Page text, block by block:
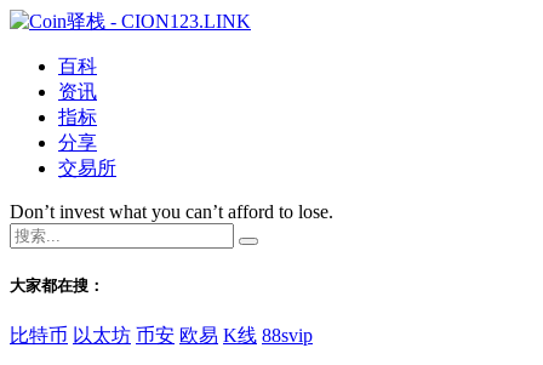
百科
资讯
指标
分享
交易所
Don’t invest what you can’t afford to lose.
大家都在搜：
比特币 以太坊 币安 欧易 K线 88svip